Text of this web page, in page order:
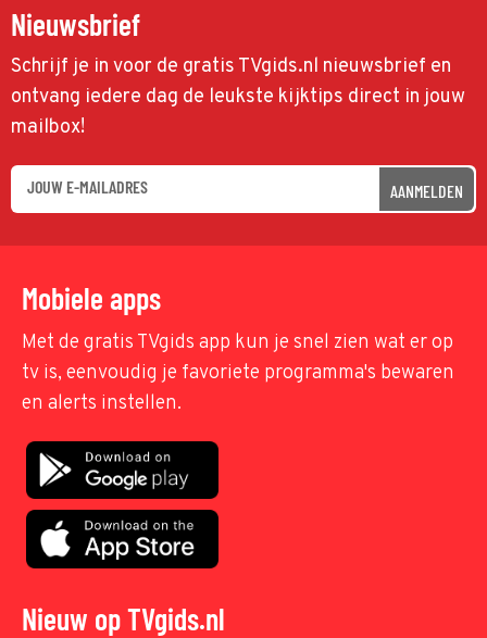
Nieuwsbrief
Schrijf je in voor de gratis TVgids.nl nieuwsbrief en
ontvang iedere dag de leukste kijktips direct in jouw
mailbox!
AANMELDEN
Mobiele apps
Met de gratis TVgids app kun je snel zien wat er op
tv is, eenvoudig je favoriete programma's bewaren
en alerts instellen.
Nieuw op TVgids.nl